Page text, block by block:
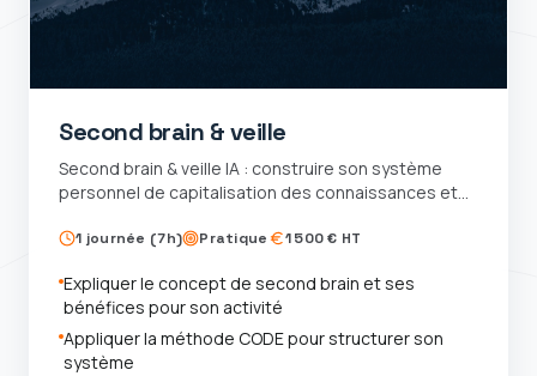
Second brain & veille
Second brain & veille IA : construire son système
personnel de capitalisation des connaissances et
1 journée (7h) Pratique 1 500 € HT
Expliquer le concept de second brain et ses
bénéfices pour son activité
Appliquer la méthode CODE pour structurer son
système